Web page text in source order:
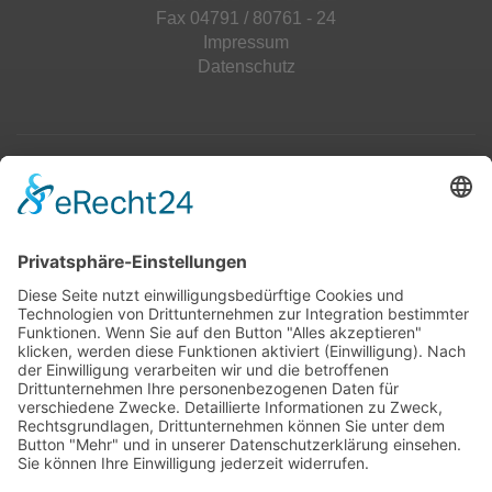
Fax 04791 / 80761 - 24
Impressum
Datenschutz
Jahrescharts
Top 100
Hot 50
Top Neueinsteiger
Highscores